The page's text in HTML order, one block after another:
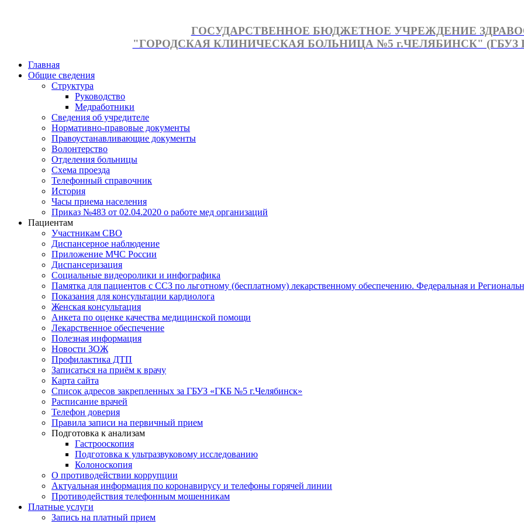
ГОСУДАРСТВЕННОЕ БЮДЖЕТНОЕ УЧРЕЖДЕНИЕ
"ГОРОДСКАЯ КЛИНИЧЕСКАЯ БОЛЬНИЦА №5 г.ЧЕЛЯБИНСК" (ГБУЗ
Главная
Общие сведения
Структура
Руководство
Медработники
Сведения об учредителе
Нормативно-правовые документы
Правоустанавливающие документы
Волонтерство
Отделения больницы
Схема проезда
Телефонный справочник
История
Часы приема населения
Приказ №483 от 02.04.2020 о работе мед организаций
Пациентам
Участникам СВО
Диспансерное наблюдение
Приложение МЧС России
Диспансеризация
Социальные видеоролики и инфографика
Памятка для пациентов с ССЗ по льготному (бесплатному) лекарственному обеспечению. Федеральная и
Показания для консультации кардиолога
Женская консультация
Анкета по оценке качества медицинской помощи
Лекарственное обеспечение
Полезная информация
Новости ЗОЖ
Профилактика ДТП
Записаться на приём к врачу
Карта сайта
Список адресов закрепленных за ГБУЗ «ГКБ №5 г.Челябинск»
Расписание врачей
Телефон доверия
Правила записи на первичный прием
Подготовка к анализам
Гастрооскопия
Подготовка к ультразвуковому исследованию
Колоноскопия
О противодействии коррупции
Актуальная информация по коронавирусу и телефоны горячей линии
Противодействия телефонным мошенникам
Платные услуги
Запись на платный прием